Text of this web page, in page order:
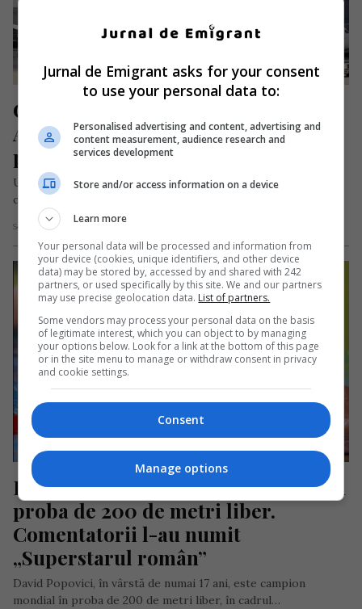
Copil de 11 ani mort în avion.
Aterizare de urgență la Budapesta
pentru a-i salva viața
Un copil de 11 ani și-a pierdut viața în timpul unui zbor după
ce a pierdut cunoștința la bordul avionului,…
Scris de Mihai Diaconu
David Popovici, campion mondial în
proba de 200 de metri liber.
Comentatorii l-au numit
„Superstarul român”
David Popovici, în vârstă de numai 17 ani, este campion
mondial în proba de 200 de metri liber, în cadrul…
Jurnal de Emigrant asks for your consent
to use your personal data to:
Personalised advertising and content, advertising and
content measurement, audience research and
services development
Store and/or access information on a device
Learn more
Your personal data will be processed and information from
your device (cookies, unique identifiers, and other device
data) may be stored by, accessed by and shared with 242
partners, or used specifically by this site. We and our partners
may use precise geolocation data. List of partners.
Some vendors may process your personal data on the basis
of legitimate interest, which you can object to by managing
your options below. Look for a link at the bottom of this page
or in the site menu to manage or withdraw consent in privacy
and cookie settings.
Consent
Manage options